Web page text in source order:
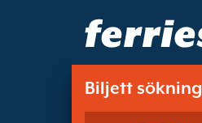
Biljett sökning